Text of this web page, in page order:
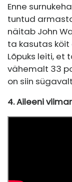
Enne
tuntud
näitab John
ta kasutas
Lõpuks leiti, et
vähemalt 33
on siin
4. Aileeni